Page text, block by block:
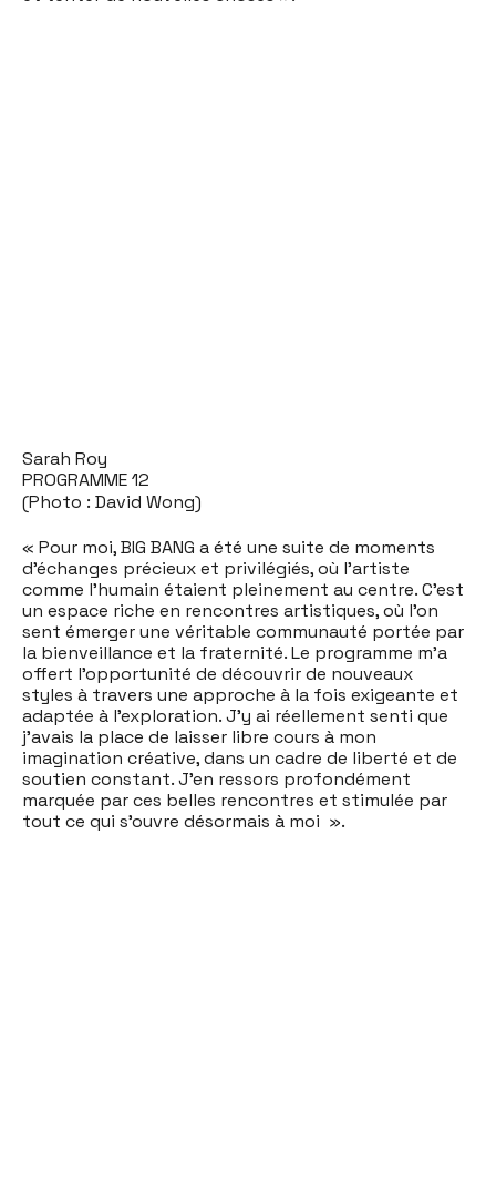
Sarah Roy
PROGRAMME 12
(Photo : David Wong)
« Pour moi, BIG BANG a été une suite de moments
d’échanges précieux et privilégiés, où l’artiste
comme l’humain étaient pleinement au centre. C’est
un espace riche en rencontres artistiques, où l’on
sent émerger une véritable communauté portée par
la bienveillance et la fraternité. Le programme m’a
offert l’opportunité de découvrir de nouveaux
styles à travers une approche à la fois exigeante et
adaptée à l’exploration. J’y ai réellement senti que
j’avais la place de laisser libre cours à mon
imagination créative, dans un cadre de liberté et de
soutien constant. J’en ressors profondément
marquée par ces belles rencontres et stimulée par
tout ce qui s’ouvre désormais à moi ».